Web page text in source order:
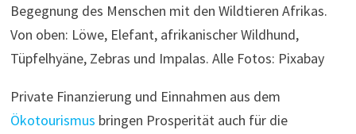
Begegnung des Menschen mit den Wildtieren Afrikas.
Von oben: Löwe, Elefant, afrikanischer Wildhund,
Tüpfelhyäne, Zebras und Impalas. Alle Fotos: Pixabay
Private Finanzierung und Einnahmen aus dem
Ökotourismus bringen Prosperität auch für die